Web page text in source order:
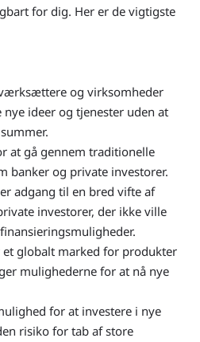
for dig. Her er de vigtigste
og virksomheder
ideer og tjenester uden at
at gå gennem traditionelle
banker og private investorer.
adgang til en bred vifte af
investorer, der ikke ville
globalt marked for produkter
mulighederne for at nå nye
for at investere i nye
risiko for tab af store